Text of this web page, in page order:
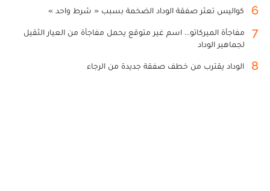
6 كواليس تعثر صفقة الوداد الضخمة بسبب « شرط واحد »
7
مفاجأة الميركاتو... اسم غير متوقع يحمل مفاجأة من العيار الثقيل
لجماهير الوداد
8 الوداد يقترب من خطف صفقة جديدة من الرجاء